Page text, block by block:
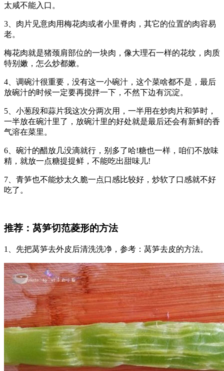
太咸不能入口。
3、肉片见意肉用梅花肉或者小里脊肉，其它的位置的肉容易
老。
梅花肉就是猪颈肩部位的一块肉，像大理石一样的花纹，肉质
特别嫩，怎么炒都嫩。
4、调碗汁很重要，没有这一小碗汁，这个菜啥都不是，最后
放碗汁的时候一定要再搅拌一下，不然下边有沉淀。
5、小葱段和蒜片我这次分两次用，一半用在炒肉片和笋时，
一半放在碗汁里了，放碗汁里的好处就是最后还会有新鲜的香
气溶在菜里。
6、碗汁的醋放几没滴就行，别多了哈!糖也一样，咱们不放味
精，就放一点糖提提鲜，不能吃出甜味儿!
7、青笋也不能炒太久脆一点口感比较好，炒软了口感就不好
吃了。
推荐：莴笋切范菱形的方法
1、先把莴笋去外皮后清洗洗净，参考：莴笋去皮的方法。